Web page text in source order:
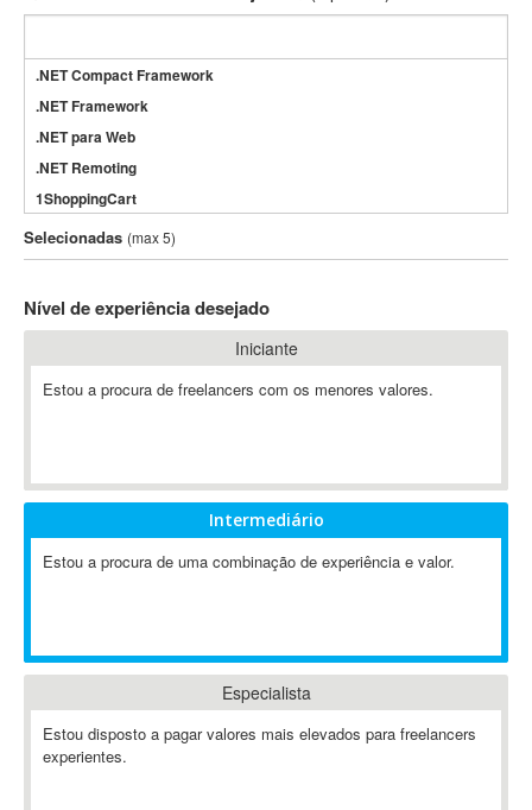
.NET Compact Framework
.NET Framework
.NET para Web
.NET Remoting
1ShoppingCart
3DS Max
3GSM
802.11
A-GPS
ABAP
Abaqus
ABBYY FineReader
Ableton
Ableton Push
Abstract
Selecionadas (max 5)
Nível de experiência desejado
Iniciante
Estou a procura de freelancers com os menores valores.
Intermediário
Estou a procura de uma combinação de experiência e valor.
Especialista
Estou disposto a pagar valores mais elevados para freelancers
experientes.